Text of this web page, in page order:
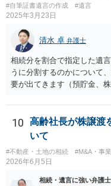
他方で、その弁護士が兄の
況を報告する義務があると
ある可能性がある場合、守
があるとしても直ちに内容
遺言が作成済みである場合
るかは、基本的には遺言者
無・内容について説明して
写しを添付して、期限を区
ます。それでも回答がない
による不当な関与の有無も
任状、母親の発言内容、弁
示して相談した方がよいよう
#自筆証書遺言の作成
#遺言
2025年3月23日
清水 卓 弁護士
相続分を割合で指定した遺
うに分割するのかについて
要が出てきます（預貯金、
投資信託は他の相続人にと
は、相続人間で遺産分割協
10
高齢社長が株譲渡
いて
#不動産・土地の相続 #M&A・事
2026年6月5日
相続・遺言に強い弁護士